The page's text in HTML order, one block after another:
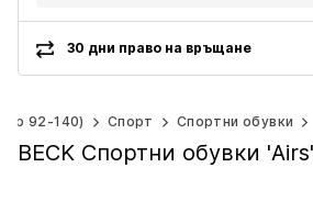
30 дни право на връщане
92-140) Спорт Спортни обувки
BECK Спортни обувки